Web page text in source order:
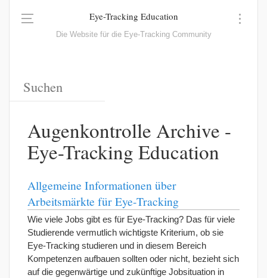
Eye-Tracking Education
Die Website für die Eye-Tracking Community
Augenkontrolle Archive -
Eye-Tracking Education
Allgemeine Informationen über
Arbeitsmärkte für Eye-Tracking
Wie viele Jobs gibt es für Eye-Tracking? Das für viele
Studierende vermutlich wichtigste Kriterium, ob sie
Eye-Tracking studieren und in diesem Bereich
Kompetenzen aufbauen sollten oder nicht, bezieht sich
auf die gegenwärtige und zukünftige Jobsituation in